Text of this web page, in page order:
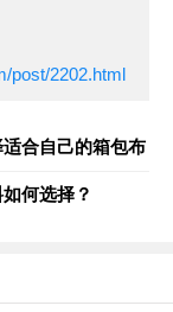
post/2202.html
适合自己的箱包布
何选择？